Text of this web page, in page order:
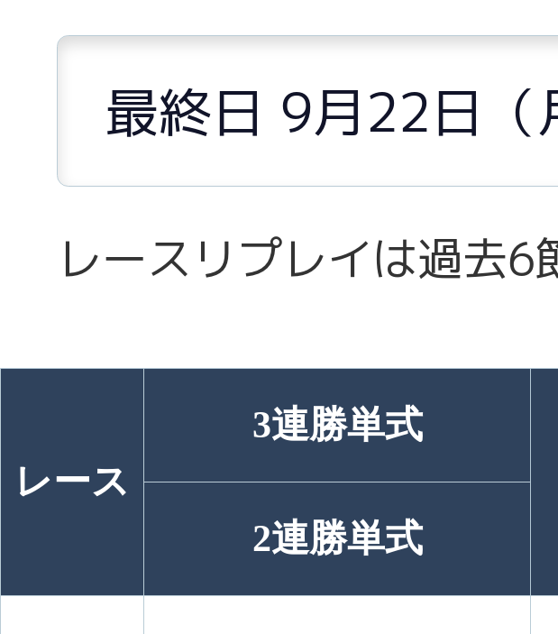
最終日 9月22日（
レースリプレイは過去6
レース
3連勝単式
2連勝単式